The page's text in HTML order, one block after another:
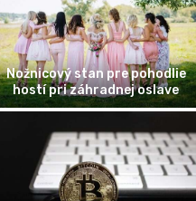
Nožnicový stan pre pohodlie
hostí pri záhradnej oslave